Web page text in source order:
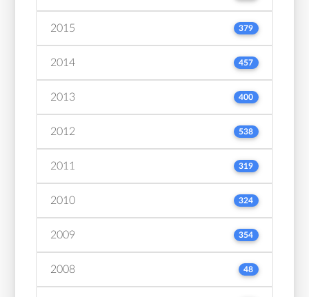
2015 379
2014 457
2013 400
2012 538
2011 319
2010 324
2009 354
2008 48